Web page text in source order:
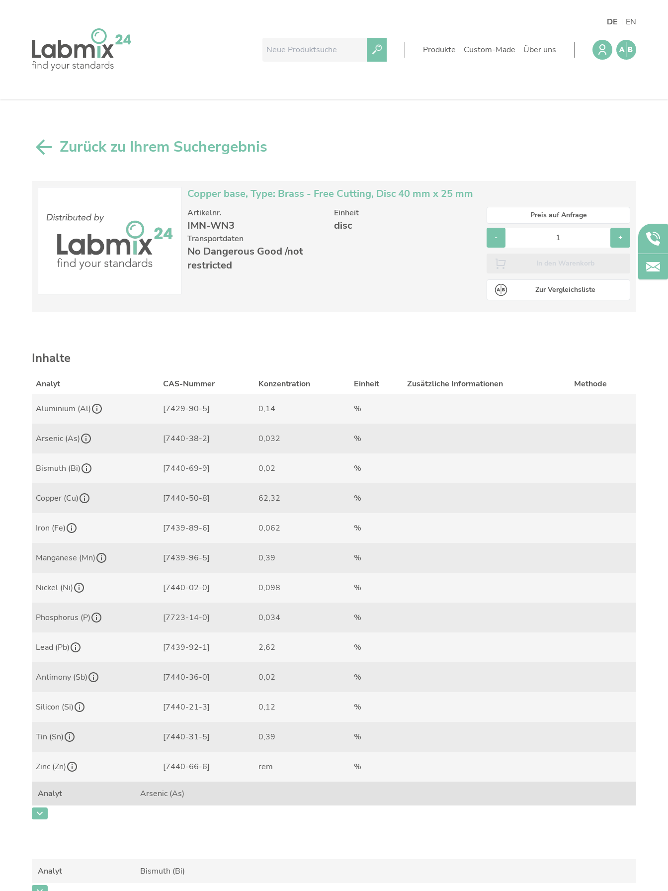
DE EN
Produkte Custom-Made Über uns
Zurück zu Ihrem Suchergebnis
Copper base, Type: Brass - Free Cutting, Disc 40 mm x 25 mm
Artikelnr.
IMN-WN3
Einheit
disc
Transportdaten
No Dangerous Good /not
restricted
Zur Vergleichsliste
Preis auf Anfrage
- +
In den Warenkorb
Inhalte
Analyt CAS-Nummer Konzentration Einheit Zusätzliche Informationen Methode
Aluminium (Al) [7429-90-5] 0,14 %
Arsenic (As) [7440-38-2] 0,032 %
Bismuth (Bi) [7440-69-9] 0,02 %
Copper (Cu) [7440-50-8] 62,32 %
Iron (Fe) [7439-89-6] 0,062 %
Manganese (Mn) [7439-96-5] 0,39 %
Nickel (Ni) [7440-02-0] 0,098 %
Phosphorus (P) [7723-14-0] 0,034 %
Lead (Pb) [7439-92-1] 2,62 %
Antimony (Sb) [7440-36-0] 0,02 %
Silicon (Si) [7440-21-3] 0,12 %
Tin (Sn) [7440-31-5] 0,39 %
Zinc (Zn) [7440-66-6] rem %
Analyt
Arsenic (As)
CAS-Nummer
Zusätzliche Informationen
Analyt
Bismuth (Bi)